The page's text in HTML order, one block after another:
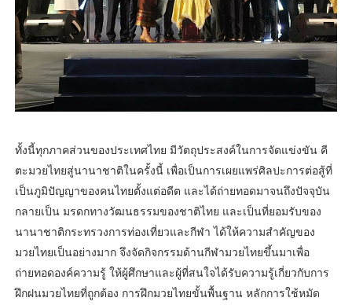
ทั้งนี้ทุกภาคส่วนของประเทศไทย มีวัตถุประสงค์ในการจัดแข่งขัน คี
ตะมวยไทยสู่นานาชาติในครั้งนี้ เพื่อเป็นการเผยแพร่ศิลปะการต่อสู้ที่
เป็นภูมิปัญญาของคนไทยตั้งแต่อดีต และได้ถ่ายทอดมาจนถึงปัจจุบัน
กลายเป็น มรดกทางวัฒนธรรมของชาติไทย และเป็นที่ยอมรับของ
นานาชาติกระทรวงการท่องเที่ยวและกีฬา ได้ให้ความสำคัญของ
มวยไทยเป็นอย่างมาก จึงจัดกิจกรรมด้านกีฬามวยไทยขึ้นมาเพื่อ
ถ่ายทอดองค์ความรู้ ให้ผู้ศึกษาและผู้ที่สนใจได้รับความรู้เกี่ยวกับการ
ฝึกฝนมวยไทยที่ถูกต้อง การฝึกมวยไทยขั้นพื้นฐาน หลักการใช้หมัด